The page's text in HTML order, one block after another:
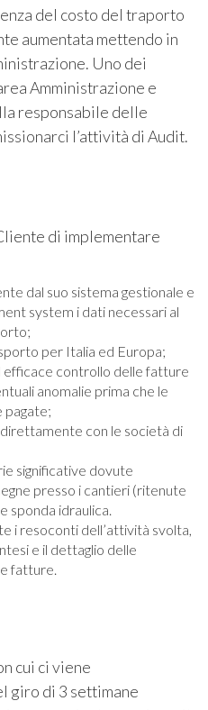
del costo del traporto
aumentata mettendo in
Uno dei
Amministrazione e
responsabile delle
l’attività di Audit.
di implementare
dal suo sistema gestionale e
system i dati necessari al
per Italia ed Europa;
efficace controllo delle fatture
anomalie prima che le
pagate;
con le società di
significative dovute
presso i cantieri (ritenute
sponda idraulica.
i resoconti dell’attività svolta,
e il dettaglio delle
fatture.
cui ci viene
giro di 3 settimane